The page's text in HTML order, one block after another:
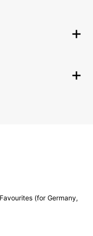
(for Germany,